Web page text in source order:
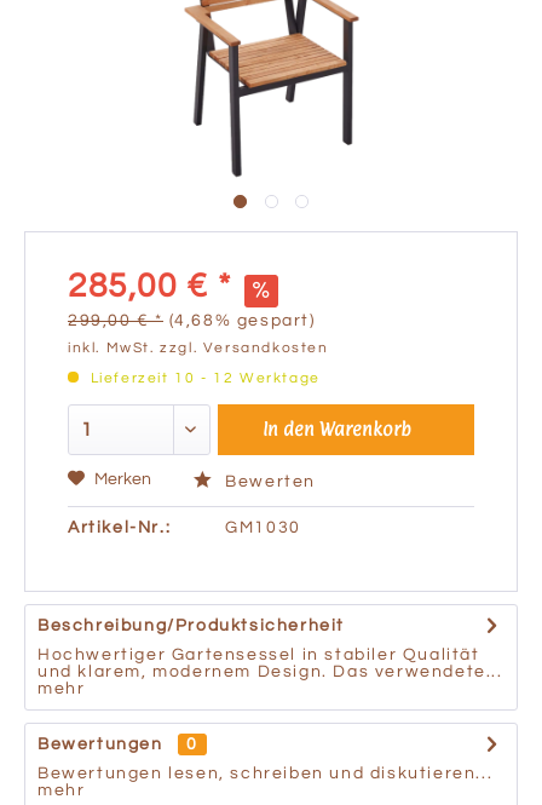
285,00 € *
299,00 € * (4,68% gespart)
inkl. MwSt.zzgl. Versandkosten
Lieferzeit 10 - 12 Werktage
In den Warenkorb
Merken Bewerten
Artikel-Nr.: GM1030
Beschreibung/Produktsicherheit
Hochwertiger Gartensessel in stabiler Qualität
und klarem, modernem Design. Das verwendete...
mehr
Bewertungen
0
Bewertungen lesen, schreiben und diskutieren...
mehr